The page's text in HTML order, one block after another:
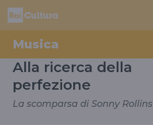
Musica
Alla ricerca della
perfezione
La scomparsa di Sonny Rollins